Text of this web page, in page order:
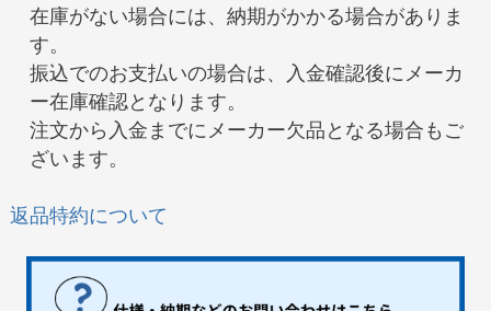
在庫がない場合には、納期がかかる場合がありま
す。
振込でのお支払いの場合は、入金確認後にメーカ
ー在庫確認となります。
注文から入金までにメーカー欠品となる場合もご
ざいます。
返品特約について